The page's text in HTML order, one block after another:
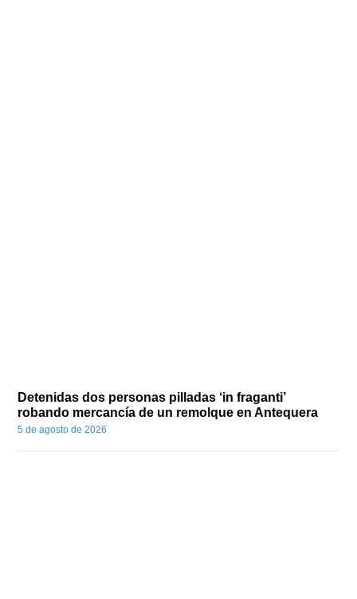
Detenidas dos personas pilladas ‘in fraganti’
robando mercancía de un remolque en Antequera
5 de agosto de 2026